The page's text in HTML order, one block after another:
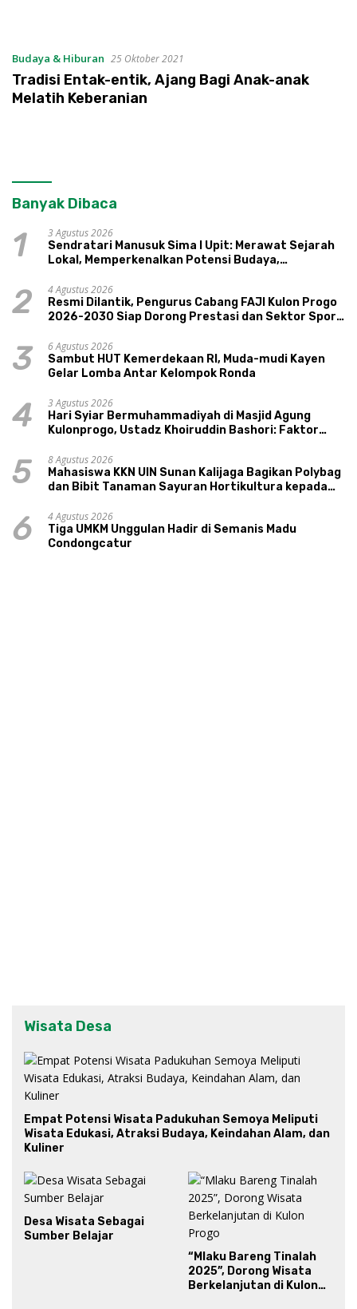
Budaya & Hiburan 25 Oktober 2021
Tradisi Entak-entik, Ajang Bagi Anak-anak
Melatih Keberanian
Banyak Dibaca
1
3 Agustus 2026
Sendratari Manusuk Sima I Upit: Merawat Sejarah
Lokal, Memperkenalkan Potensi Budaya,
2
4 Agustus 2026
Resmi Dilantik, Pengurus Cabang FAJI Kulon Progo
2026-2030 Siap Dorong Prestasi dan Sektor Sport
3
6 Agustus 2026
Sambut HUT Kemerdekaan RI, Muda-mudi Kayen
Gelar Lomba Antar Kelompok Ronda
4
3 Agustus 2026
Hari Syiar Bermuhammadiyah di Masjid Agung
Kulonprogo, Ustadz Khoiruddin Bashori: Faktor
5
8 Agustus 2026
Mahasiswa KKN UIN Sunan Kalijaga Bagikan Polybag
dan Bibit Tanaman Sayuran Hortikultura kepada
6
4 Agustus 2026
Tiga UMKM Unggulan Hadir di Semanis Madu
Condongcatur
Wisata Desa
Empat Potensi Wisata Padukuhan Semoya Meliputi
Wisata Edukasi, Atraksi Budaya, Keindahan Alam, dan
Kuliner
Desa Wisata Sebagai
Sumber Belajar
“Mlaku Bareng Tinalah
2025”, Dorong Wisata
Berkelanjutan di Kulon